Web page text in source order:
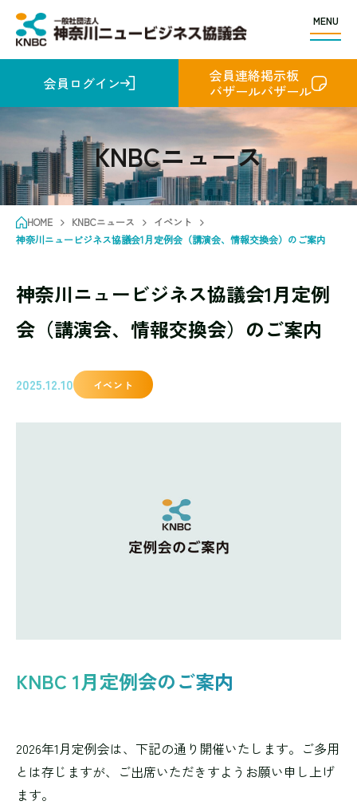
MENU
会員ログイン
会員連絡掲示板
バザールバザール
KNBCニュース
HOME KNBCニュース
イベント
神奈川ニュービジネス協議会1月定例会（講演会、情報交換会）のご案内
神奈川ニュービジネス協議会1月定例
会（講演会、情報交換会）のご案内
2025.12.10 イベント
KNBC 1月定例会のご案内
2026年1月定例会は、下記の通り開催いたします。ご多用
とは存じますが、ご出席いただきすようお願い申し上げ
ます。